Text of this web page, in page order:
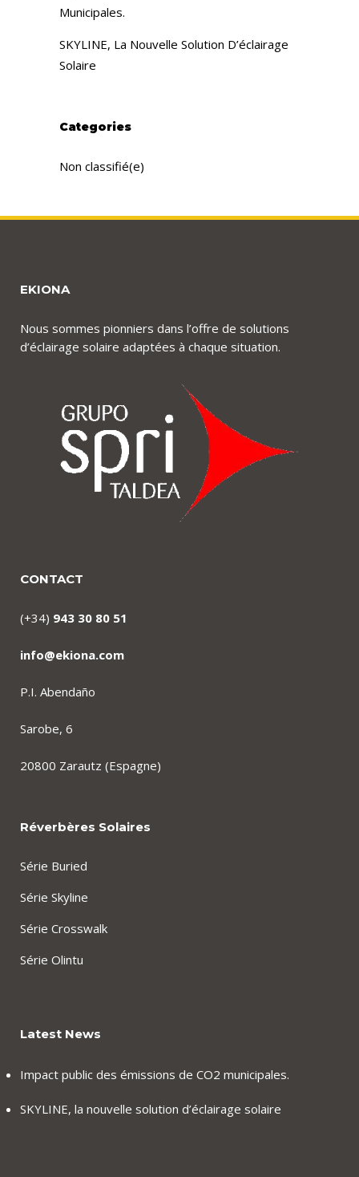
Municipales.
SKYLINE, La Nouvelle Solution D’éclairage
Solaire
Categories
Non classifié(e)
EKIONA
Nous sommes pionniers dans l’offre de solutions
d’éclairage solaire adaptées à chaque situation.
CONTACT
(+34) 943 30 80 51
info@ekiona.com
P.I. Abendaño
Sarobe, 6
20800 Zarautz (Espagne)
Réverbères Solaires
Série Buried
Série Skyline
Série Crosswalk
Série Olintu
Latest News
Impact public des émissions de CO2 municipales.
SKYLINE, la nouvelle solution d’éclairage solaire